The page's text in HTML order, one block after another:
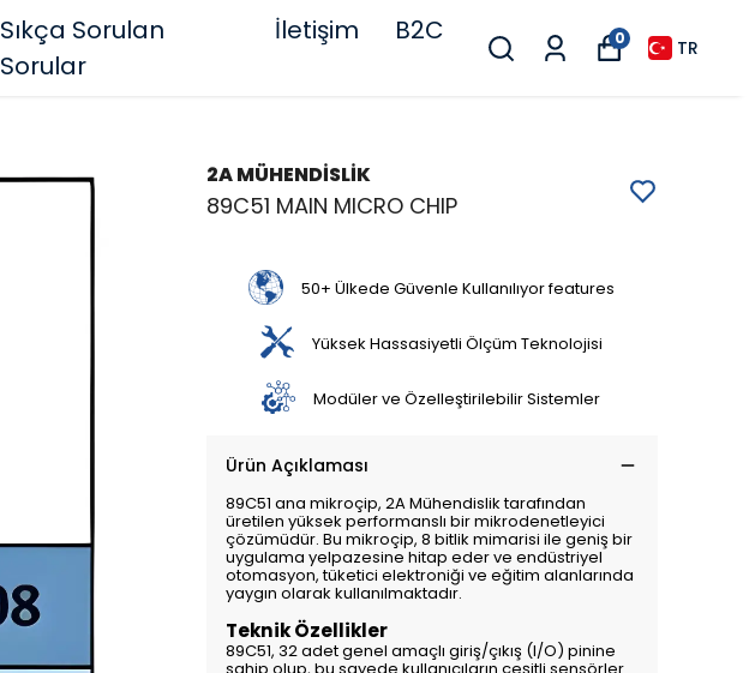
Sıkça Sorulan
Sorular
İletişim B2C 0 TR
2A MÜHENDİSLİK
89C51 MAIN MICRO CHIP
50+ Ülkede Güvenle Kullanılıyor features
Yüksek Hassasiyetli Ölçüm Teknolojisi
Modüler ve Özelleştirilebilir Sistemler
Ürün Açıklaması
89C51 ana mikroçip, 2A Mühendislik tarafından
üretilen yüksek performanslı bir mikrodenetleyici
çözümüdür. Bu mikroçip, 8 bitlik mimarisi ile geniş bir
uygulama yelpazesine hitap eder ve endüstriyel
otomasyon, tüketici elektroniği ve eğitim alanlarında
yaygın olarak kullanılmaktadır.
Teknik Özellikler
89C51, 32 adet genel amaçlı giriş/çıkış (I/O) pinine